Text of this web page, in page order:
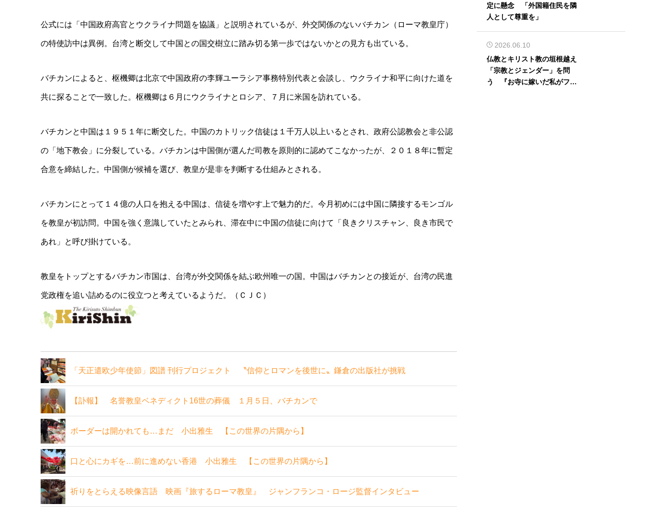
公式には「中国政府高官とウクライナ問題を協議」と説明されているが、外交関係のないバチカン（ローマ教皇庁）
の特使訪中は異例。台湾と断交して中国との国交樹立に踏み切る第一歩ではないかとの見方も出ている。
バチカンによると、枢機卿は北京で中国政府の李輝ユーラシア事務特別代表と会談し、ウクライナ和平に向けた道を
共に探ることで一致した。枢機卿は６月にウクライナとロシア、７月に米国を訪れている。
バチカンと中国は１９５１年に断交した。中国のカトリック信徒は１千万人以上いるとされ、政府公認教会と非公認
の「地下教会」に分裂している。バチカンは中国側が選んだ司教を原則的に認めてこなかったが、２０１８年に暫定
合意を締結した。中国側が候補を選び、教皇が是非を判断する仕組みとされる。
バチカンにとって１４億の人口を抱える中国は、信徒を増やす上で魅力的だ。今月初めには中国に隣接するモンゴル
を教皇が初訪問。中国を強く意識していたとみられ、滞在中に中国の信徒に向けて「良きクリスチャン、良き市民で
あれ」と呼び掛けている。
教皇をトップとするバチカン市国は、台湾が外交関係を結ぶ欧州唯一の国。中国はバチカンとの接近が、台湾の民進
党政権を追い詰めるのに役立つと考えているようだ。（ＣＪＣ）
「天正遣欧少年使節」図譜 刊行プロジェクト 〝信仰とロマンを後世に〟鎌倉の出版社が挑戦
【訃報】 名誉教皇ベネディクト16世の葬儀 １月５日、バチカンで
ボーダーは開かれても…まだ 小出雅生 【この世界の片隅から】
口と心にカギを…前に進めない香港 小出雅生 【この世界の片隅から】
祈りをとらえる映像言語 映画『旅するローマ教皇』 ジャンフランコ・ロージ監督インタビュー
定に懸念 「外国籍住民を隣
人として尊重を」
2026.06.10
仏教とキリスト教の垣根越え
「宗教とジェンダー」を問
う 『お寺に嫁いだ私がフェ